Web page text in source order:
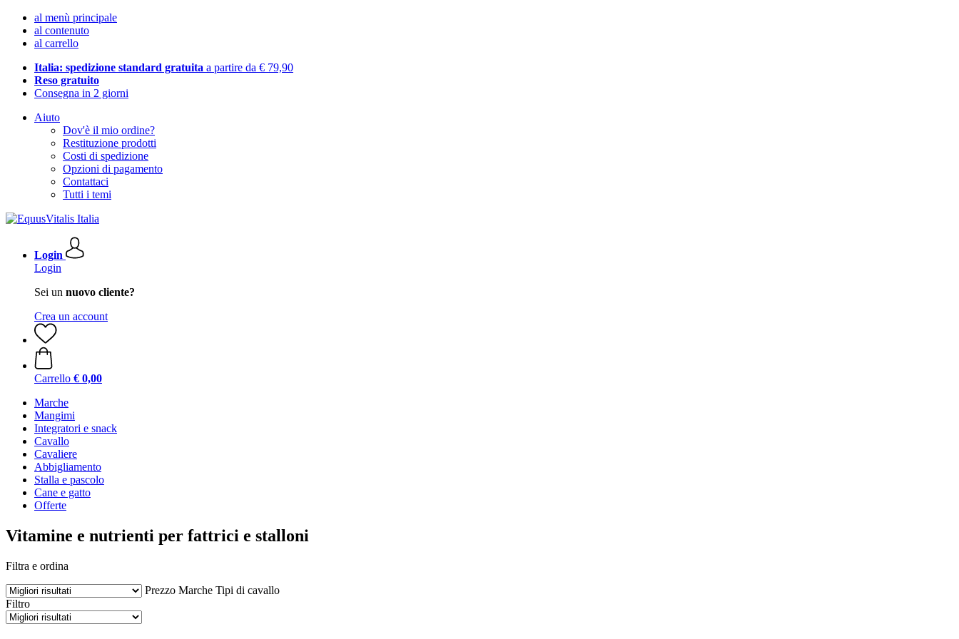
al menù principale
al contenuto
al carrello
Italia: spedizione standard gratuita a partire da € 79,90
Reso gratuito
Consegna in 2 giorni
Aiuto
Dov'è il mio ordine?
Restituzione prodotti
Costi di spedizione
Opzioni di pagamento
Contattaci
Tutti i temi
Login
Login
Sei un nuovo cliente?
Crea un account
Carrello € 0,00
Marche
Mangimi
Integratori e snack
Cavallo
Cavaliere
Abbigliamento
Stalla e pascolo
Cane e gatto
Offerte
Vitamine e nutrienti per fattrici e stalloni
Filtra e ordina
Prezzo Marche Tipi di cavallo
Filtro